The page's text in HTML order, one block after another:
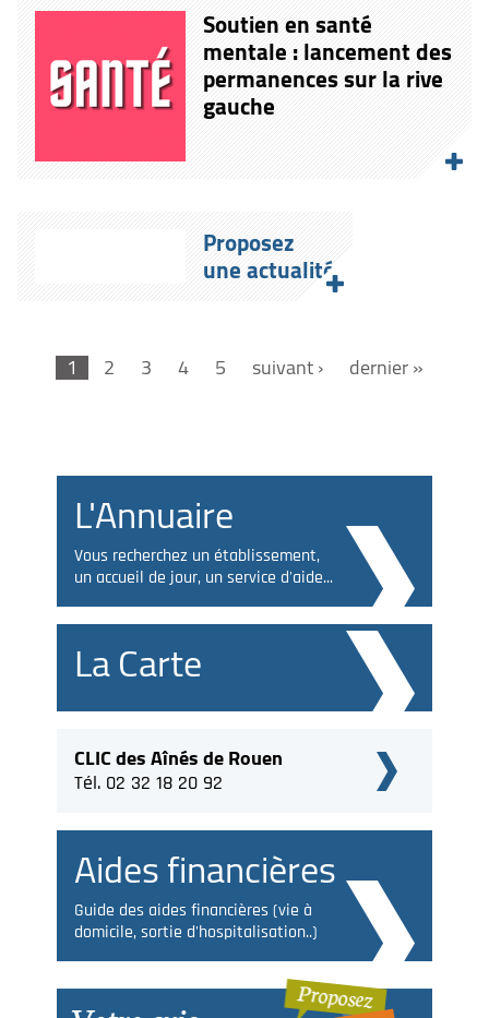
Soutien en santé
mentale : lancement des
permanences sur la rive
gauche
Proposez
une actualité
1 2 3 4 5 suivant › dernier »
L'Annuaire
Vous recherchez un établissement,
un accueil de jour, un service d'aide...
La Carte
CLIC des Aînés de Rouen
Tél. 02 32 18 20 92
Aides financières
Guide des aides financières (vie à
domicile, sortie d'hospitalisation..)